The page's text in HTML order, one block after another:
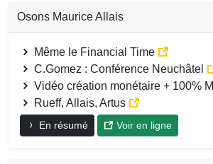
Osons Maurice Allais
Même le Financial Time
C.Gomez : Conférence Neuchâtel
Vidéo création monétaire + 100% M
Rueff, Allais, Artus
En résumé Voir en ligne